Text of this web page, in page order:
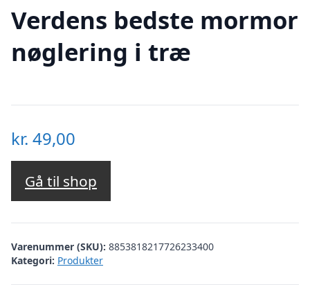
Verdens bedste mormor
nøglering i træ
kr. 49,00
Gå til shop
Varenummer (SKU): 8853818217726233400
Kategori: Produkter